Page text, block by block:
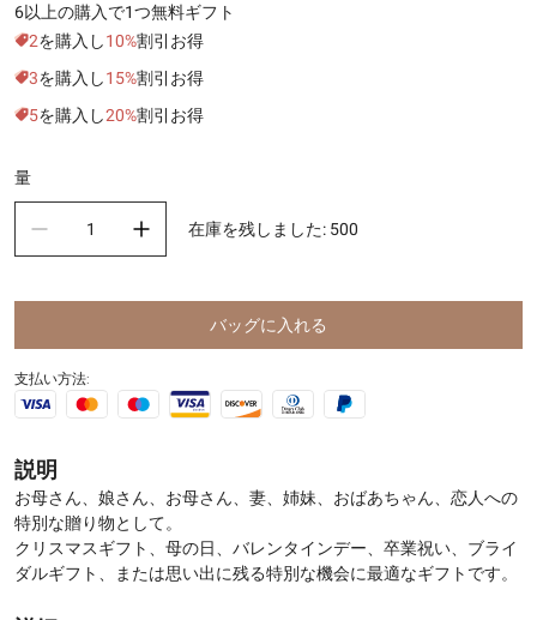
6以上の購入で1つ無料ギフト
2を購入し10%割引お得
3を購入し15%割引お得
5を購入し20%割引お得
量
在庫を残しました: 500
バッグに入れる
支払い方法:
説明
お母さん、娘さん、お母さん、妻、姉妹、おばあちゃん、恋人への
特別な贈り物として。
クリスマスギフト、母の日、バレンタインデー、卒業祝い、ブライ
ダルギフト、または思い出に残る特別な機会に最適なギフトです。